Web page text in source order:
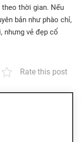
thời gian. Nếu
bản như phào chỉ,
nhưng vẻ đẹp cổ
Rate this post